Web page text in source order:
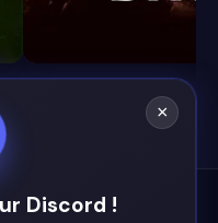
×
Discord !